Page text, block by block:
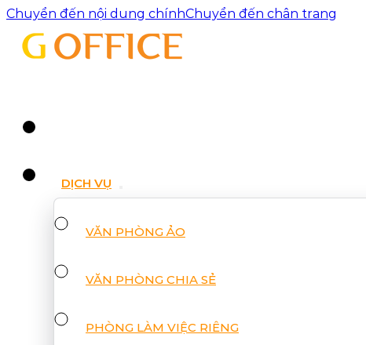
Chuyển đến nội dung chínhChuyển đến chân trang
DỊCH VỤ
VĂN PHÒNG ẢO
VĂN PHÒNG CHIA SẺ
PHÒNG LÀM VIỆC RIÊNG